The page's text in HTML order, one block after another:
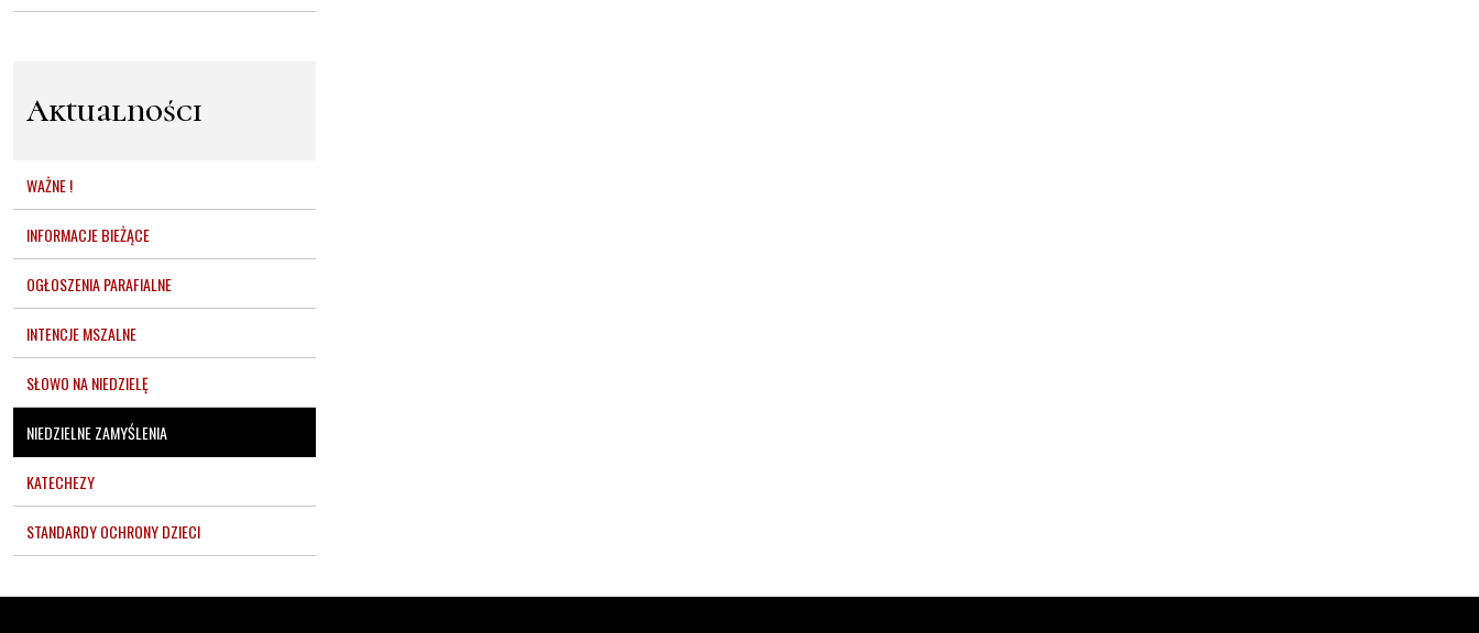
Aktualności
WAŻNE !
INFORMACJE BIEŻĄCE
OGŁOSZENIA PARAFIALNE
INTENCJE MSZALNE
SŁOWO NA NIEDZIELĘ
NIEDZIELNE ZAMYŚLENIA
KATECHEZY
STANDARDY OCHRONY DZIECI